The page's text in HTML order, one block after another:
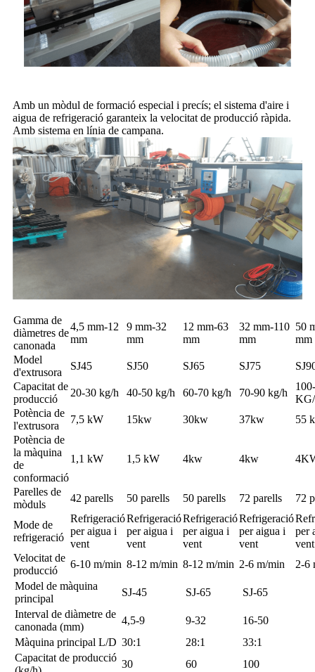
Amb un mòdul de formació especial i precís; el sistema d'aire i
aigua de refrigeració garanteix la velocitat de producció ràpida.
Amb sistema en línia de campana.
Gamma de
diàmetres de
canonada
4,5 mm-12
mm
9 mm-32
mm
12 mm-63
mm
32 mm-110
mm
50
mm
Model
d'extrusora
SJ45 SJ50 SJ65 SJ75
Capacitat de
producció
20-30 kg/h 40-50 kg/h 60-70 kg/h 70-90 kg/h
Potència de
l'extrusora
7,5 kW 15kw 30kw 37kw
55
Potència de
la màquina
de
conformació
1,1 kW 1,5 kW 4kw 4kw
Parelles de
mòduls
42 parells 50 parells 50 parells 72 parells 72
Mode de
refrigeració
Refrigeració
per aigua i
vent
Refrigeració
per aigua i
vent
Refrigeració
per aigua i
vent
Refrigeració
per aigua i
vent
per
vent
Velocitat de
producció
6-10 m/min 8-12 m/min 8-12 m/min 2-6 m/min
2-6
Model de màquina
principal
SJ-45 SJ-65
SJ-65
Interval de diàmetre de
canonada (mm)
4,5-9 9-32
16-50
Màquina principal L/D 30:1 28:1
33:1
Capacitat de producció
30 60
100